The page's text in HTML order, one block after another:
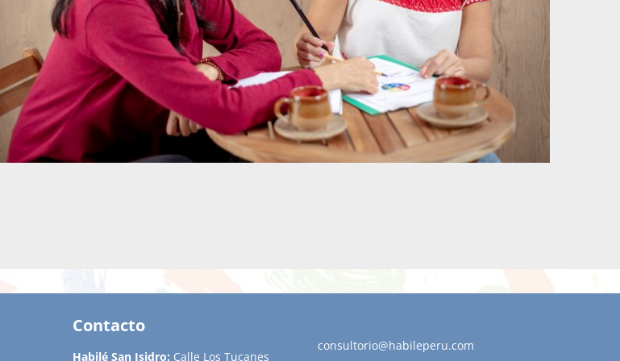
Contacto
Habilé San Isidro: Calle Los Tucanes
consultorio@habileperu.com